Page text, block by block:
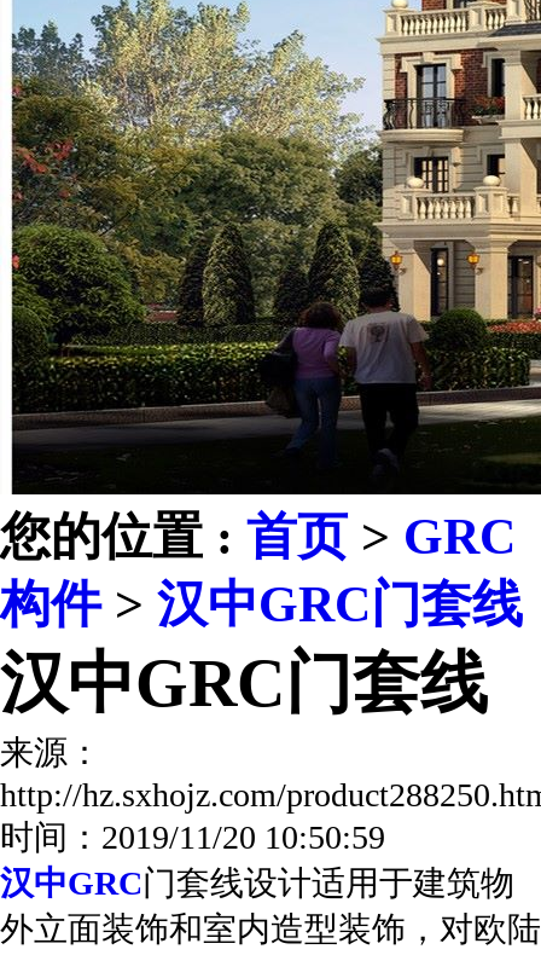
您的位置 : 首页 > GRC
构件> 汉中GRC门套线
汉中GRC门套线
来源：
http://hz.sxhojz.com/
时间：2019/11/20 10:50:59
汉中GRC门套线设计适用于建筑物
外立面装饰和室内造型装饰，对欧陆